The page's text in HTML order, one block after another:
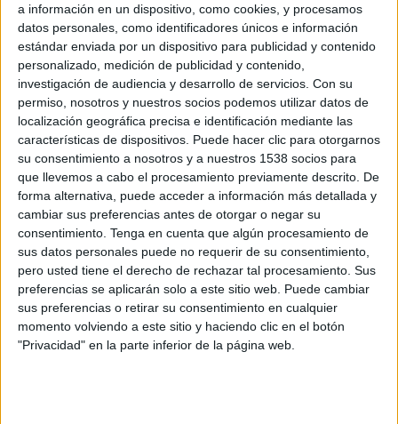
a información en un dispositivo, como cookies, y procesamos
datos personales, como identificadores únicos e información
estándar enviada por un dispositivo para publicidad y contenido
personalizado, medición de publicidad y contenido,
investigación de audiencia y desarrollo de servicios. Con su
permiso, nosotros y nuestros socios podemos utilizar datos de
localización geográfica precisa e identificación mediante las
características de dispositivos. Puede hacer clic para otorgarnos
su consentimiento a nosotros y a nuestros 1538 socios para
que llevemos a cabo el procesamiento previamente descrito. De
forma alternativa, puede acceder a información más detallada y
cambiar sus preferencias antes de otorgar o negar su
consentimiento. Tenga en cuenta que algún procesamiento de
sus datos personales puede no requerir de su consentimiento,
pero usted tiene el derecho de rechazar tal procesamiento. Sus
preferencias se aplicarán solo a este sitio web. Puede cambiar
sus preferencias o retirar su consentimiento en cualquier
momento volviendo a este sitio y haciendo clic en el botón
"Privacidad" en la parte inferior de la página web.
IMPRIMIR
TWEET
SHARE
SHARE
ENVIAR
PIN